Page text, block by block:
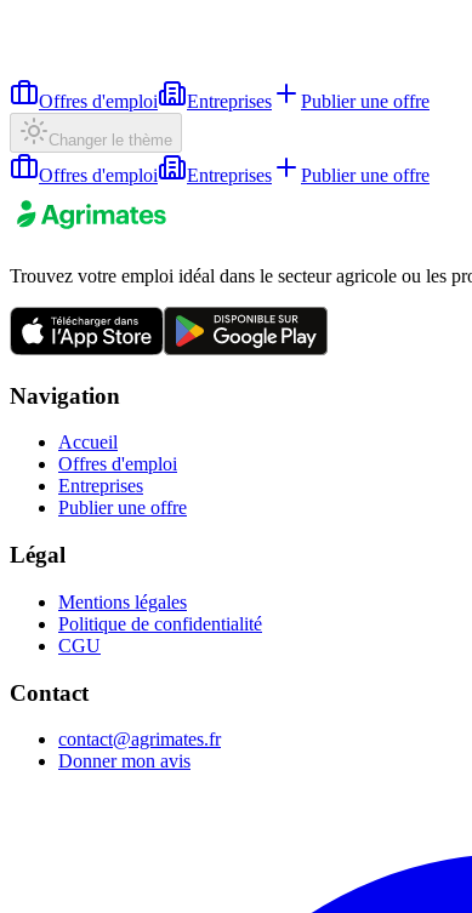
Offres d'emploi Entreprises Publier une offre
Changer le thème
Offres d'emploi Entreprises Publier une offre
Trouvez votre emploi idéal dans le secteur agricole ou les
Navigation
Accueil
Offres d'emploi
Entreprises
Publier une offre
Légal
Mentions légales
Politique de confidentialité
CGU
Contact
contact@agrimates.fr
Donner mon avis